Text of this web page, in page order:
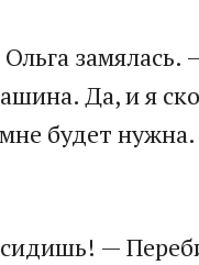
замялась.
Да, и я
будет
—